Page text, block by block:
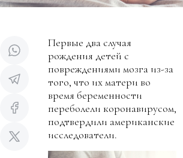
Первые два случая
рождения детей с
повреждениями мозга из-за
того, что их матери во
время беременности
переболели коронавирусом,
подтвердили американские
исследователи.